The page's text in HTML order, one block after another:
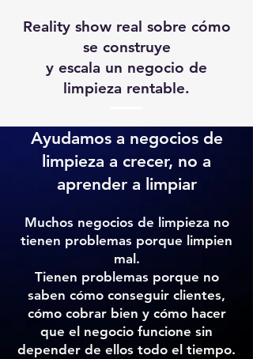
Reality show real sobre cómo
se construye
y escala un negocio de
limpieza rentable.
Ayudamos a negocios de
limpieza a crecer, no a
aprender a limpiar
Muchos negocios de limpieza no
tienen problemas porque limpien
mal.
Tienen problemas porque no
saben cómo conseguir clientes,
cómo cobrar bien y cómo hacer
que el negocio funcione sin
depender de ellos todo el tiempo.